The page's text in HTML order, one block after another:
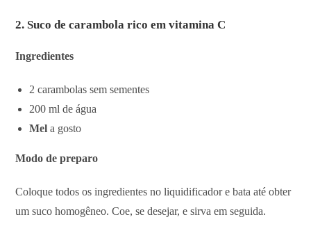
2. Suco de carambola rico em vitamina C
Ingredientes
2 carambolas sem sementes
200 ml de água
Mel a gosto
Modo de preparo
Coloque todos os ingredientes no liquidificador e bata até obter
um suco homogêneo. Coe, se desejar, e sirva em seguida.